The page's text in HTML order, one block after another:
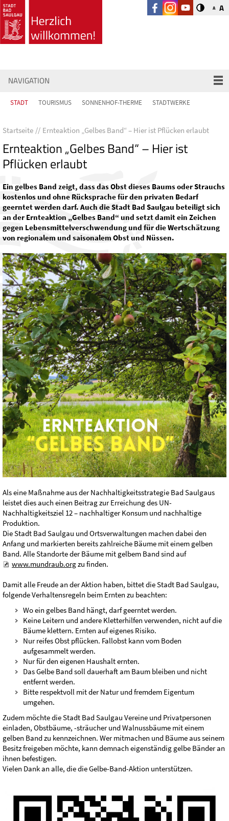
A A
NAVIGATION
STADT TOURISMUS SONNENHOF-THERME STADTWERKE
Startseite Ernteaktion „Gelbes Band“ – Hier ist Pflücken erlaubt
Ernteaktion „Gelbes Band“ – Hier ist
Pflücken erlaubt
Ein gelbes Band zeigt, dass das Obst dieses Baums oder Strauchs
kostenlos und ohne Rücksprache für den privaten Bedarf
geerntet werden darf. Auch die Stadt Bad Saulgau beteiligt sich
an der Ernteaktion „Gelbes Band“ und setzt damit ein Zeichen
gegen Lebensmittelverschwendung und für die Wertschätzung
von regionalem und saisonalem Obst und Nüssen.
Als eine Maßnahme aus der Nachhaltigkeitsstrategie Bad Saulgaus
leistet dies auch einen Beitrag zur Erreichung des UN-
Nachhaltigkeitsziel 12 – nachhaltiger Konsum und nachhaltige
Produktion.
Die Stadt Bad Saulgau und Ortsverwaltungen machen dabei den
Anfang und markierten bereits zahlreiche Bäume mit einem gelben
Band. Alle Standorte der Bäume mit gelbem Band sind auf
www.mundraub.orgzu finden.
Damit alle Freude an der Aktion haben, bittet die Stadt Bad Saulgau,
folgende Verhaltensregeln beim Ernten zu beachten:
Wo ein gelbes Band hängt, darf geerntet werden.
Keine Leitern und andere Kletterhilfen verwenden, nicht auf die
Bäume klettern. Ernten auf eigenes Risiko.
Nur reifes Obst pflücken. Fallobst kann vom Boden
aufgesammelt werden.
Nur für den eigenen Haushalt ernten.
Das Gelbe Band soll dauerhaft am Baum bleiben und nicht
entfernt werden.
Bitte respektvoll mit der Natur und fremdem Eigentum
umgehen.
Zudem möchte die Stadt Bad Saulgau Vereine und Privatpersonen
einladen, Obstbäume, -sträucher und Walnussbäume mit einem
gelben Band zu kennzeichnen. Wer mitmachen und Bäume aus seinem
Besitz freigeben möchte, kann demnach eigenständig gelbe Bänder an
ihnen befestigen.
Vielen Dank an alle, die die Gelbe-Band-Aktion unterstützen.